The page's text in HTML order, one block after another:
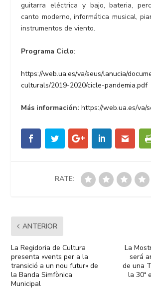
guitarra eléctrica y bajo, bateria,
canto moderno, informática musical,
instrumentos de viento.
Programa Ciclo:
https://web.ua.es/va/seus/lanucia/
culturals/2019-2020/cicle-pandemia.pdf
Más información:https://web.ua.es/va/
RATE:
ANTERIOR
La Regidoria de Cultura
presenta «vents per a la
transició a un nou futur» de
la Banda Simfònica
Municipal
La
será
de una
la 30ª